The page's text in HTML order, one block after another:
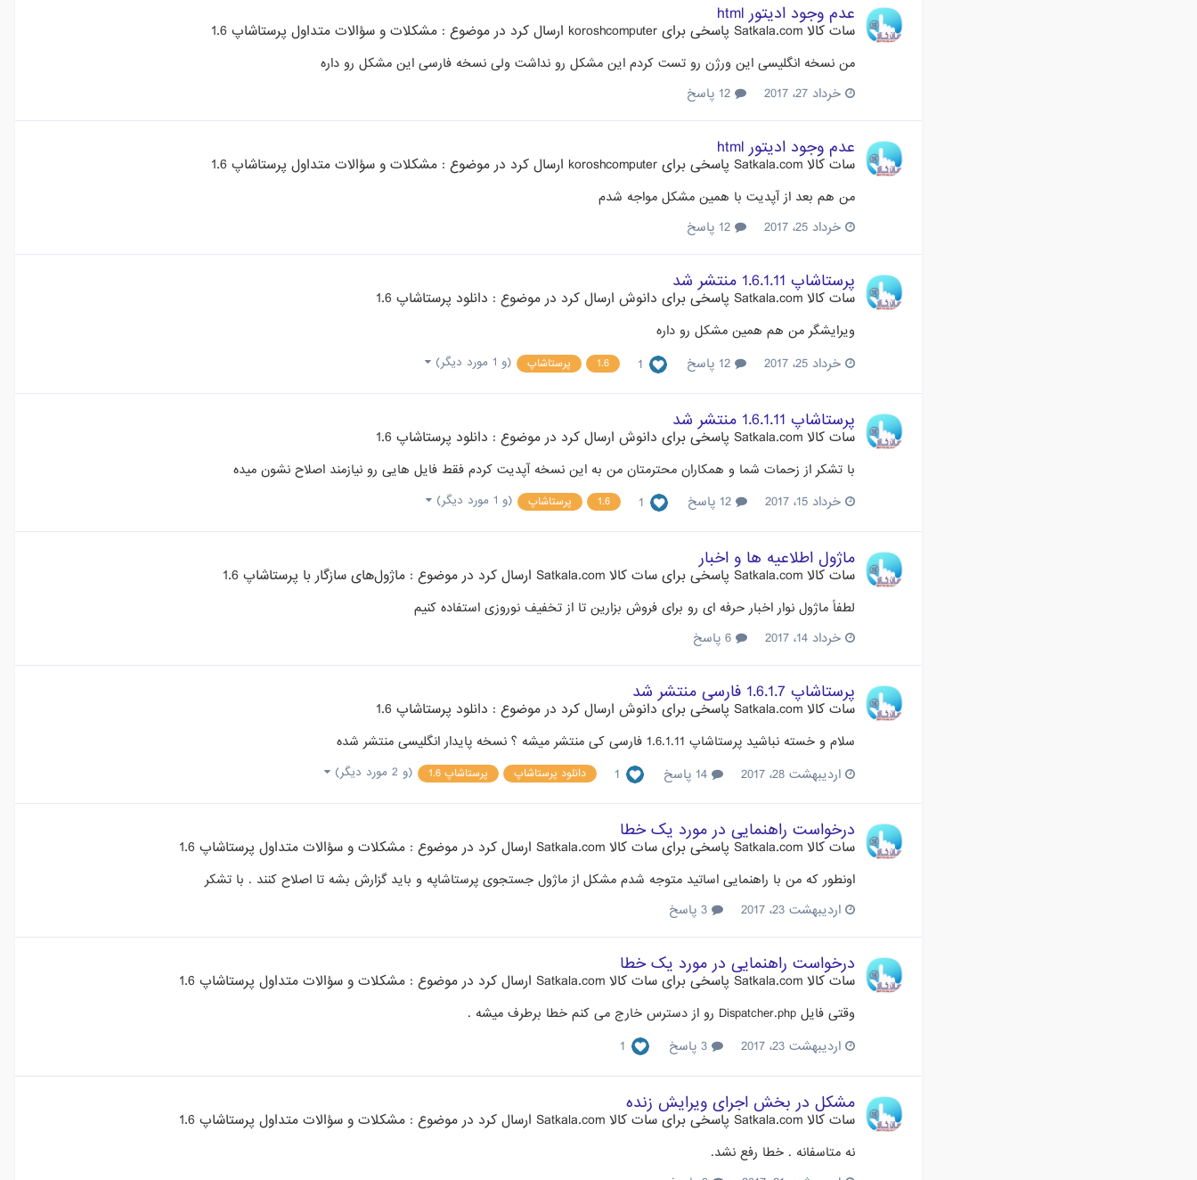
عدم وجود ادیتور html
سات کالا Satkala.com پاسخی برای koroshcomputer ارسال کرد در موضوع : مشکلات و سؤالات متداول پرستاشاپ 1.6
من نسخه انگلیسی این ورژن رو تست کردم این مشکل رو نداشت ولی نسخه فارسی این مشکل رو داره
خرداد 27، 2017
عدم وجود ادیتور html
سات کالا Satkala.com پاسخی برای koroshcomputer ارسال کرد در موضوع : مشکلات و سؤالات متداول پرستاشاپ 1.6
من هم بعد از آپدیت با همین مشکل مواجه شدم
خرداد 25، 2017
پرستاشاپ 1.6.1.11 منتشر شد
سات کالا Satkala.com پاسخی برای دانوش ارسال کرد در موضوع : دانلود پرستاشاپ 1.6
ویرایشگر من هم همین مشکل رو داره
خرداد 25، 2017
1
1.6 پرستاشاپ (و 1 مورد دیگر)
پرستاشاپ 1.6.1.11 منتشر شد
سات کالا Satkala.com پاسخی برای دانوش ارسال کرد در موضوع : دانلود پرستاشاپ 1.6
با تشکر از زحمات شما و همکاران محترمتان من به این نسخه آپدیت کردم فقط فایل هایی رو نیازمند اصلاح نشون میده
خرداد 15، 2017
1
1.6 پرستاشاپ (و 1 مورد دیگر)
ماژول اطلاعیه ها و اخبار
سات کالا Satkala.com پاسخی برای سات کالا Satkala.com ارسال کرد در موضوع : ماژول‌های سازگار با پرستاشاپ 1.6
لطفاً ماژول نوار اخبار حرفه ای رو برای فروش بزارین تا از تخفیف نوروزی استفاده کنیم
خرداد 14، 2017
پرستاشاپ 1.6.1.7 فارسی منتشر شد
سات کالا Satkala.com پاسخی برای دانوش ارسال کرد در موضوع : دانلود پرستاشاپ 1.6
سلام و خسته نباشید پرستاشاپ 1.6.1.11 فارسی کی منتشر میشه ؟ نسخه پایدار انگلیسی منتشر شده
اردیبهشت 28، 2017
1 دانلود پرستاشاپ پرستاشاپ 1.6 (و 2 مورد دیگر)
درخواست راهنمایی در مورد یک خطا
سات کالا Satkala.com پاسخی برای سات کالا Satkala.com ارسال کرد در موضوع : مشکلات و سؤالات متداول پرستاشاپ 1.6
اونطور که من با راهنمایی اساتید متوجه شدم مشکل از ماژول جستجوی پرستاشاپه و باید گزارش بشه تا اصلاح کنند . با تشکر
اردیبهشت 23، 2017
درخواست راهنمایی در مورد یک خطا
سات کالا Satkala.com پاسخی برای سات کالا Satkala.com ارسال کرد در موضوع : مشکلات و سؤالات متداول پرستاشاپ 1.6
وقتی فایل Dispatcher.php رو از دسترس خارج می کنم خطا برطرف میشه .
اردیبهشت 23، 2017
1
مشکل در بخش اجرای ویرایش زنده
سات کالا Satkala.com پاسخی برای سات کالا Satkala.com ارسال کرد در موضوع : مشکلات و سؤالات متداول پرستاشاپ 1.6
نه متاسفانه . خطا رفع نشد.